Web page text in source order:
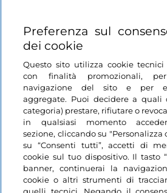
Login
Restiamo in contatto
Preferenza sul
dei cookie
Questo sito utilizza cookie
con finalità promozionali,
navigazione del sito e per
aggregate. Puoi decidere a quali
categoria) prestare, rifiutare o
in qualsiasi momento
sezione, cliccando su "Personalizza
su “Consenti tutti”, accetti di
cookie sul tuo dispositivo. Il tasto
banner, continuerai la
cookie o altri strumenti di